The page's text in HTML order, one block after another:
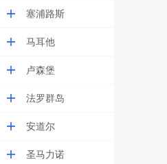
塞浦路斯
马耳他
卢森堡
法罗群岛
安道尔
圣马力诺